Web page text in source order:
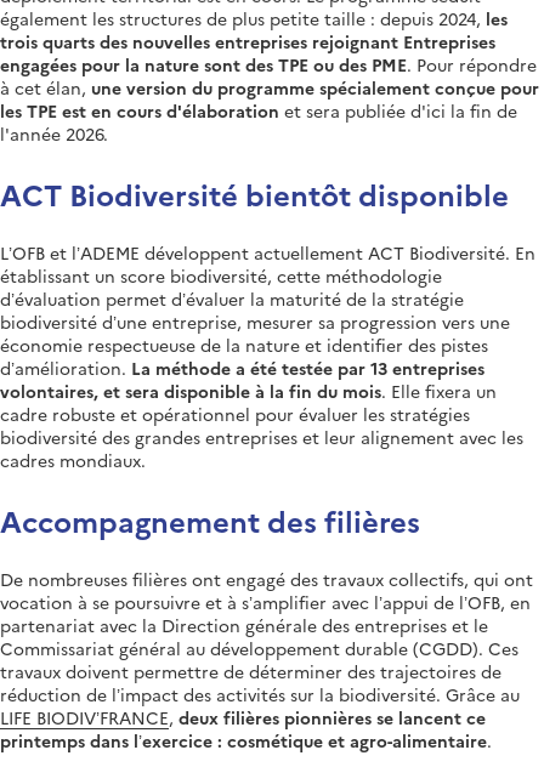
également les structures de plus petite taille : depuis 2024, les
trois quarts des nouvelles entreprises rejoignant Entreprises
engagées pour la nature sont des TPE ou des PME. Pour répondre
à cet élan, une version du programme spécialement conçue pour
les TPE est en cours d'élaboration et sera publiée d'ici la fin de
l'année 2026.
ACT Biodiversité bientôt disponible
L’OFB et l’ADEME développent actuellement ACT Biodiversité. En
établissant un score biodiversité, cette méthodologie
d’évaluation permet d’évaluer la maturité de la stratégie
biodiversité d’une entreprise, mesurer sa progression vers une
économie respectueuse de la nature et identifier des pistes
d’amélioration. La méthode a été testée par 13 entreprises
volontaires, et sera disponible à la fin du mois. Elle fixera un
cadre robuste et opérationnel pour évaluer les stratégies
biodiversité des grandes entreprises et leur alignement avec les
cadres mondiaux.
Accompagnement des filières
De nombreuses filières ont engagé des travaux collectifs, qui ont
vocation à se poursuivre et à s’amplifier avec l’appui de l’OFB, en
partenariat avec la Direction générale des entreprises et le
Commissariat général au développement durable (CGDD). Ces
travaux doivent permettre de déterminer des trajectoires de
réduction de l’impact des activités sur la biodiversité. Grâce au
LIFE BIODIV’FRANCE, deux filières pionnières se lancent ce
printemps dans l’exercice : cosmétique et agro-alimentaire.